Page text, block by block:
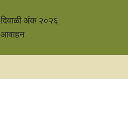
दिवाळी अंक २०२६
आवाहन